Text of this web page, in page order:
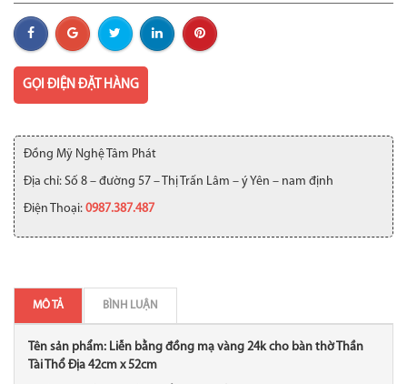
GỌI ĐIỆN ĐẶT HÀNG
Đồng Mỹ Nghệ Tâm Phát
Địa chỉ: Số 8 – đường 57 – Thị Trấn Lâm – ý Yên – nam định
Điện Thoại: 0987.387.487
MÔ TẢ BÌNH LUẬN
Tên sản phẩm: Liễn bằng đồng mạ vàng 24k cho bàn thờ Thần
Tài Thổ Địa 42cm x 52cm